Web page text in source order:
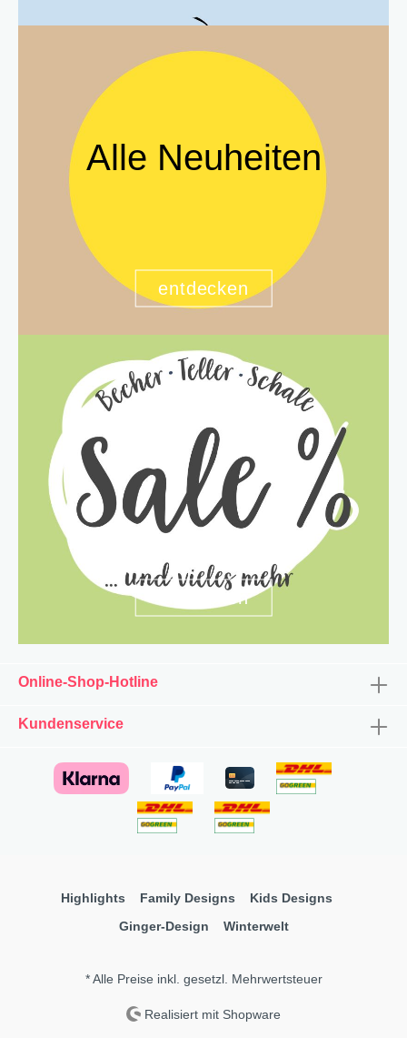
Alle Neuheiten
entdecken
entdecken
Online-Shop-Hotline
Kundenservice
Highlights Family Designs
Kids Designs
Ginger-Design
Winterwelt
* Alle Preise inkl. gesetzl. Mehrwertsteuer
Realisiert mit Shopware